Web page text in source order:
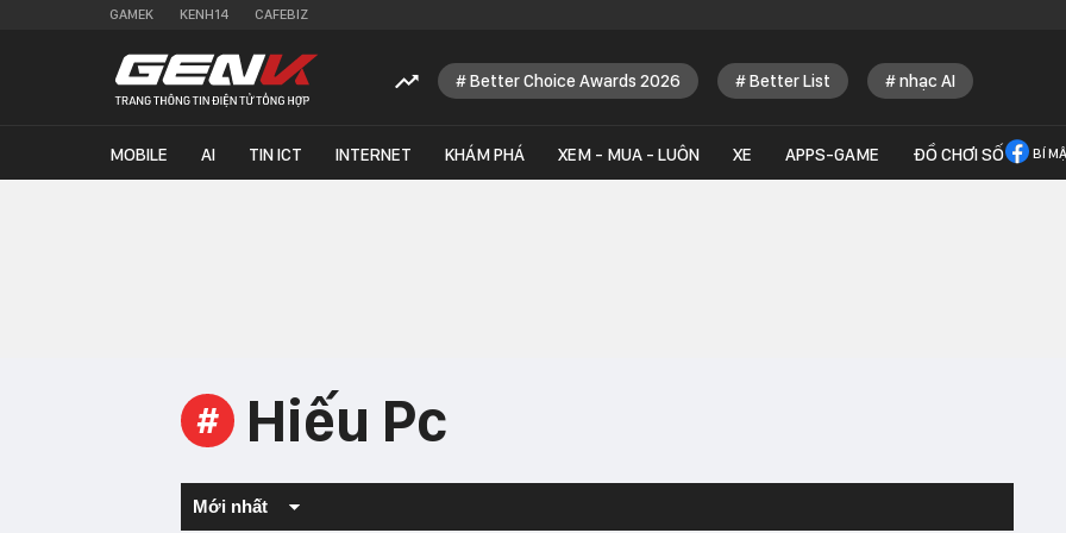
GAMEK KENH14 CAFEBIZ
Better Choice Awards 2026 Better List nhạc AI
MOBILE AI TIN ICT INTERNET KHÁM PHÁ XEM - MUA - LUÔN XE APPS-GAME ĐỒ CHƠI SỐ BÍ
# Hiếu Pc
Mới nhất